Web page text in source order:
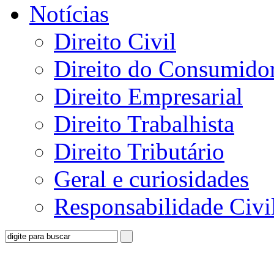
Notícias
Direito Civil
Direito do
Direito Empresarial
Direito Trabalhista
Direito Tributário
Geral e curiosidades
Responsabilidade